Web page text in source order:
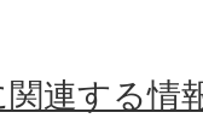
連する情